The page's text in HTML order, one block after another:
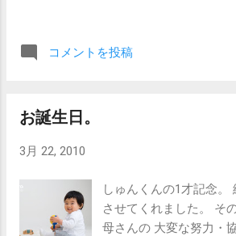
コメントを投稿
お誕生日。
3月 22, 2010
しゅんくんの1才記念。
させてくれました。 そ
母さんの 大変な努力・